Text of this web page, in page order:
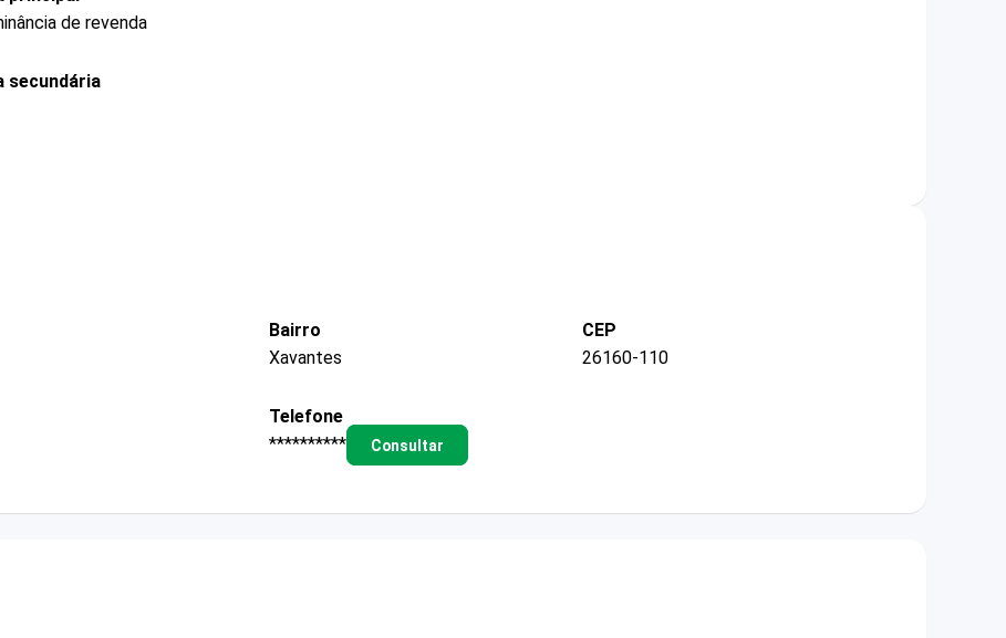
de revenda
secundária
Bairro
Xavantes
CEP
26160-110
Telefone
**********
Consultar